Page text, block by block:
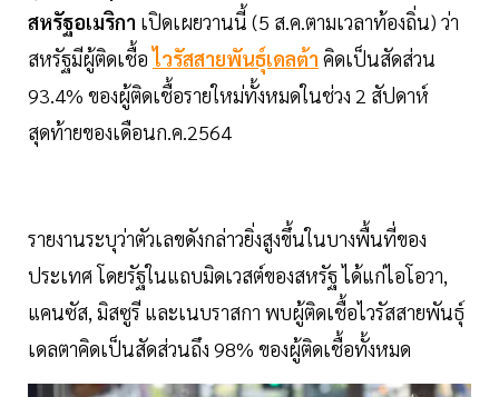
สหรัฐอเมริกา เปิดเผยวานนี้ (5 ส.ค.ตามเวลาท้องถิ่น) ว่า
สหรัฐมีผู้ติดเชื้อไวรัสสายพันธุ์เดลต้า คิดเป็นสัดส่วน
93.4% ของผู้ติดเชื้อรายใหม่ทั้งหมดในช่วง 2 สัปดาห์
สุดท้ายของเดือนก.ค.2564
รายงานระบุว่าตัวเลขดังกล่าวยิ่งสูงขึ้นในบางพื้นที่ของ
ประเทศ โดยรัฐในแถบมิดเวสต์ของสหรัฐ ได้แก่ไอโอวา,
แคนซัส, มิสซูรี และเนบราสกา พบผู้ติดเชื้อไวรัสสายพันธุ์
เดลตาคิดเป็นสัดส่วนถึง 98% ของผู้ติดเชื้อทั้งหมด